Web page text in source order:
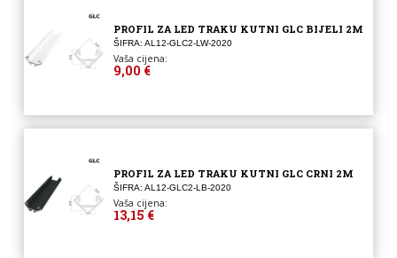
PROFIL ZA LED TRAKU KUTNI GLC BIJELI 2M
ŠIFRA: AL12-GLC2-LW-2020
Vaša cijena:
9,00 €
PROFIL ZA LED TRAKU KUTNI GLC CRNI 2M
ŠIFRA: AL12-GLC2-LB-2020
Vaša cijena:
13,15 €